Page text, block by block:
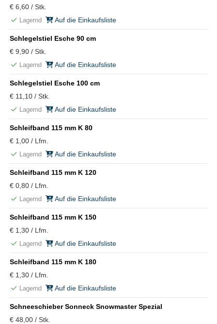
€ 6,60 / Stk.
Lagernd Auf die Einkaufsliste
Schlegelstiel Esche 90 cm
€ 9,90 / Stk.
Lagernd Auf die Einkaufsliste
Schlegelstiel Esche 100 cm
€ 11,10 / Stk.
Lagernd Auf die Einkaufsliste
Schleifband 115 mm K 80
€ 1,00 / Lfm.
Lagernd Auf die Einkaufsliste
Schleifband 115 mm K 120
€ 0,80 / Lfm.
Lagernd Auf die Einkaufsliste
Schleifband 115 mm K 150
€ 1,30 / Lfm.
Lagernd Auf die Einkaufsliste
Schleifband 115 mm K 180
€ 1,30 / Lfm.
Lagernd Auf die Einkaufsliste
Schneeschieber Sonneck Snowmaster Spezial
€ 48,00 / Stk.